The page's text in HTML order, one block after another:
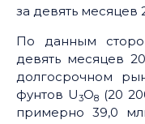
за девять месяцев
По данным
девять месяцев
долгосрочном
фунтов U3O8 (20
примерно 39,0